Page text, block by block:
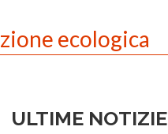
ecologica
ULTIME NOTIZIE